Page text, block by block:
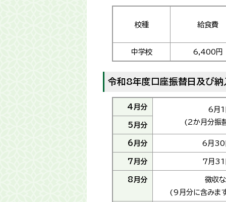
校種 給食費
中学校 6,400円
令和8年度口座振替日及び納
4月分
6月1
(2か月分振
5月分
6月分 6月30
7月分 7月31
8月分
徴収
(9月分に含みま